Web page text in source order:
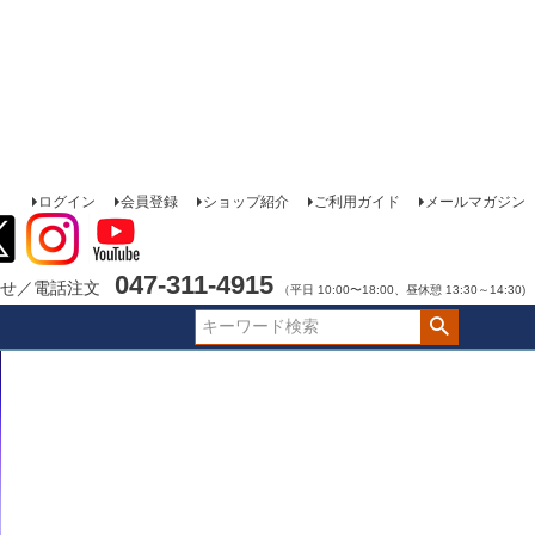
ログイン 会員登録 ショップ紹介 ご利用ガイド メールマガジン
／電話注文 047-311-4915 （平日 10:00〜18:00、昼休憩 13:30～14:30)